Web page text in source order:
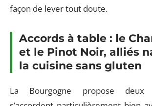
façon de lever tout doute.
Accords à table : le
et le Pinot Noir, alliés
la cuisine sans gluten
La Bourgogne propose deux